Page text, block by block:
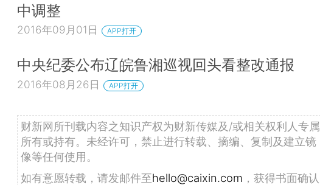
中调整
2016年09月01日 APP打开
中央纪委公布辽皖鲁湘巡视回头看整改通报
2016年08月26日 APP打开
财新网所刊载内容之知识产权为财新传媒及/或相关权利人专属
所有或持有。未经许可，禁止进行转载、摘编、复制及建立镜
像等任何使用。
如有意愿转载，请发邮件至hello@caixin.com ，获得书面确认